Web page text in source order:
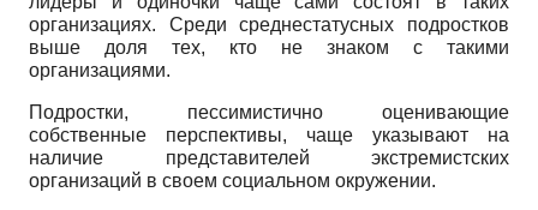
организациях. Среди среднестатусных подростков
выше доля тех, кто не знаком с такими
организациями.
Подростки, пессимистично оценивающие
собственные перспективы, чаще указывают на
наличие представителей экстремистских
организаций в своем социальном окружении.